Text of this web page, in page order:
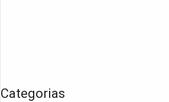
Categorias